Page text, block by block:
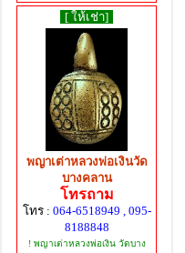
[ ให้เช่า]
พญาเต่าหลวงพ่อเงินวัด
บางคลาน
โทรถาม
โทร : 064-6518949 , 095-
8188848
! พญาเต่าหลวงพ่อเงิน วัดบาง